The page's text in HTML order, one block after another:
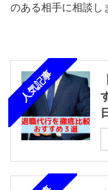
のある相手に相談し
人気記事